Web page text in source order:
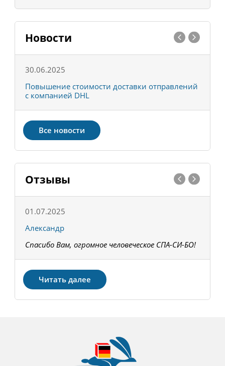
Новости
30.06.2025
Повышение стоимости доставки отправлений
с компанией DHL
Все новости
Отзывы
01.07.2025
Александр
Спасибо Вам, огромное человеческое СПА-СИ-БО!
Читать далее